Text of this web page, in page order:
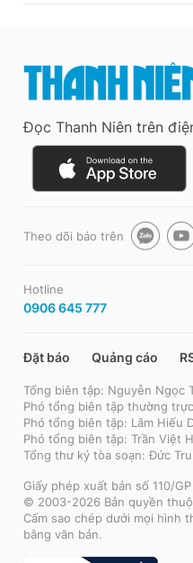
Đọc Thanh Niên trên
Theo dõi báo trên
Hotline
0906 645 777
Đặt báo Quảng cáo
Tổng biên tập: Nguyễn Ngọc
Phó tổng biên tập thường
Phó tổng biên tập: Lâm Hiếu
Phó tổng biên tập: Trần Việt
Tổng thư ký tòa soạn: Đức
Giấy phép xuất bản số 110/
© 2003-2026 Bản quyền
Cấm sao chép dưới mọi hình
bằng văn bản.